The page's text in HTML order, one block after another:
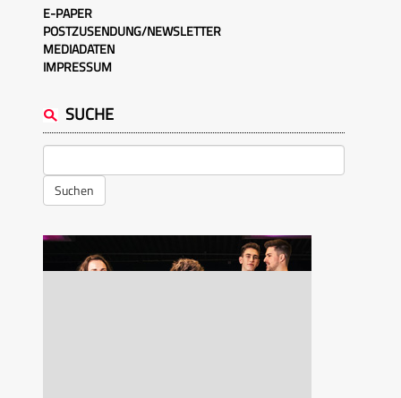
E-PAPER
POSTZUSENDUNG/NEWSLETTER
MEDIADATEN
IMPRESSUM
SUCHE
Suchen